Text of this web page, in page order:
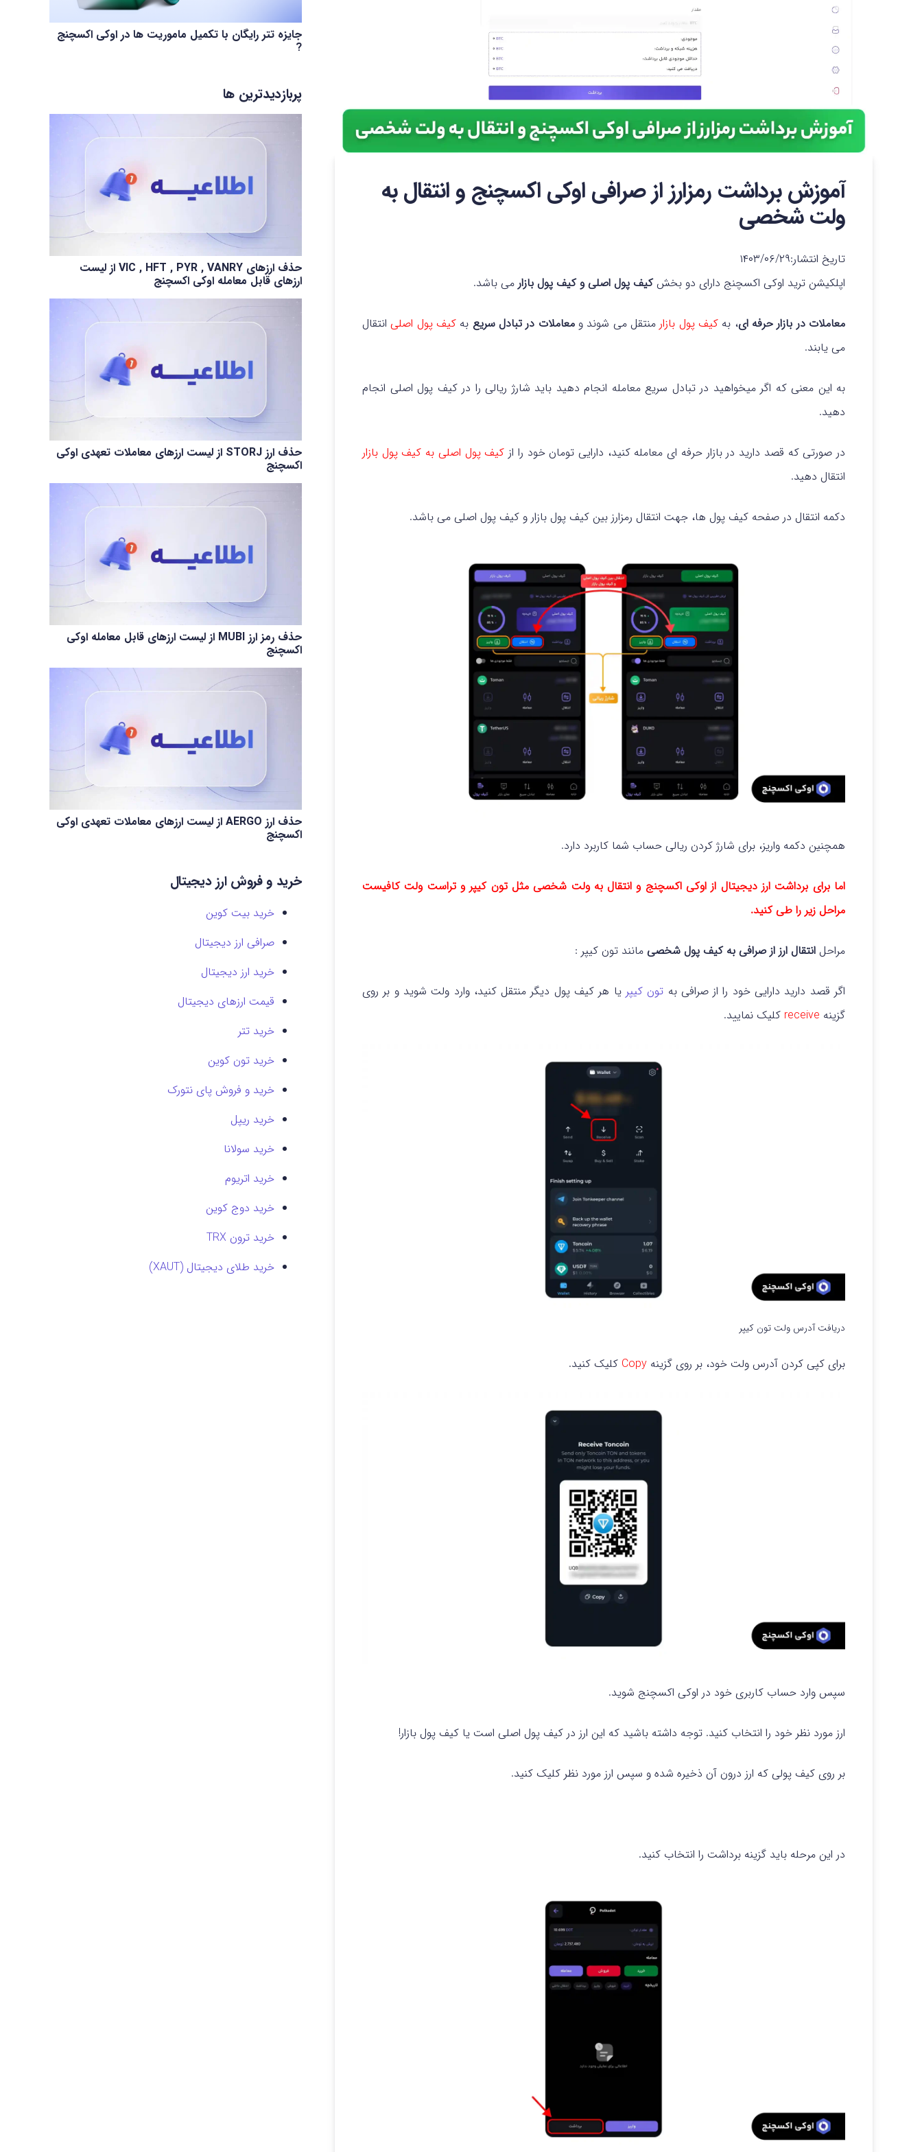
آموزش برداشت رمزارز از صرافی اوکی اکسچنج و انتقال به
ولت شخصی
تاریخ انتشار:۱۴۰۳/۰۶/۲۹
اپلکیشن ترید اوکی اکسچنج دارای دو بخشکیف پول اصلی و کیف پول بازار می باشد.
معاملات در بازار حرفه ای، به کیف پول بازار منتقل می شوند ومعاملات در تبادل سریع به کیف پول اصلیانتقال
می یابند.
به این معنی که اگر میخواهید در تبادل سریع معامله انجام دهید باید شارژ ریالی را در کیف پول اصلی انجام
دهید.
در صورتی که قصد دارید در بازار حرفه ای معامله کنید، دارایی تومان خود را از کیف پول اصلی به کیف پول بازار
انتقال دهید.
دکمه انتقال در صفحه کیف پول ها، جهت انتقال رمزارز بین کیف پول بازار و کیف پول اصلی می باشد.
همچنین دکمه واریز، برای شارژ کردن ریالی حساب شما کاربرد دارد.
اما برای برداشت ارز دیجیتال از اوکی اکسچنج و انتقال به ولت شخصی مثل تون کیپر و تراست ولت کافیست
مراحل زیر را طی کنید.
مراحل انتقال ارز از صرافی به کیف پول شخصی مانند تون کیپر :
اگر قصد دارید دارایی خود را از صرافی به تون کیپر یا هر کیف پول دیگر منتقل کنید، وارد ولت شوید و بر روی
گزینه receive کلیک نمایید.
دریافت آدرس ولت تون کیپر
برای کپی کردن آدرس ولت خود، بر روی گزینه Copy کلیک کنید.
سپس وارد حساب کاربری خود در اوکی اکسچنج شوید.
ارز مورد نظر خود را انتخاب کنید. توجه داشته باشید که این ارز در کیف پول اصلی است یا کیف پول بازار!
بر روی کیف پولی که ارز درون آن ذخیره شده و سپس ارز مورد نظر کلیک کنید.
در این مرحله باید گزینه برداشت را انتخاب کنید.
جایزه تتر رایگان با تکمیل ماموریت ها در اوکی اکسچنج
?
پربازدیدترین ها
حذف ارزهای VIC , HFT , PYR , VANRY از لیست
ارزهای قابل معامله اوکی اکسچنج
حذف ارز STORJ از لیست ارزهای معاملات تعهدی اوکی
اکسچنج
حذف رمز ارز MUBI از لیست ارزهای قابل معامله اوکی
اکسچنج
حذف ارز AERGO از لیست ارزهای معاملات تعهدی اوکی
اکسچنج
خرید و فروش ارز دیجیتال
خرید بیت کوین
صرافی ارز دیجیتال
خرید ارز دیجیتال
قیمت ارزهای دیجیتال
خرید تتر
خرید تون کوین
خرید و فروش پای نتورک
خرید ریپل
خرید سولانا
خرید اتریوم
خرید دوج کوین
خرید ترون TRX
خرید طلای دیجیتال (XAUT)